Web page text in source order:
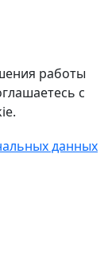
работы
с
данных